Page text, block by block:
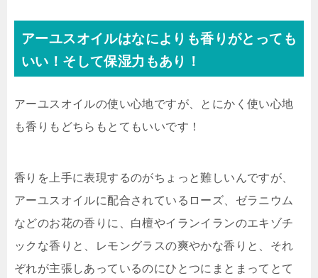
アーユスオイルはなによりも香りがとっても
いい！そして保湿力もあり！
アーユスオイルの使い心地ですが、とにかく使い心地
も香りもどちらもとてもいいです！
香りを上手に表現するのがちょっと難しいんですが、
アーユスオイルに配合されているローズ、ゼラニウム
などのお花の香りに、白檀やイランイランのエキゾチ
ックな香りと、レモングラスの爽やかな香りと、それ
ぞれが主張しあっているのにひとつにまとまってとて